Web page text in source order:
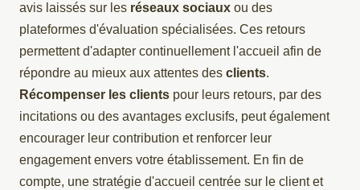
avis laissés sur les réseaux sociaux ou des
plateformes d'évaluation spécialisées. Ces retours
permettent d'adapter continuellement l'accueil afin de
répondre au mieux aux attentes des clients.
Récompenser les clients pour leurs retours, par des
incitations ou des avantages exclusifs, peut également
encourager leur contribution et renforcer leur
engagement envers votre établissement. En fin de
compte, une stratégie d'accueil centrée sur le client et